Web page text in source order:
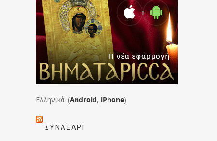
Ελληνικά: (Android, iPhone)
ΣΥΝΑΞΆΡΙ